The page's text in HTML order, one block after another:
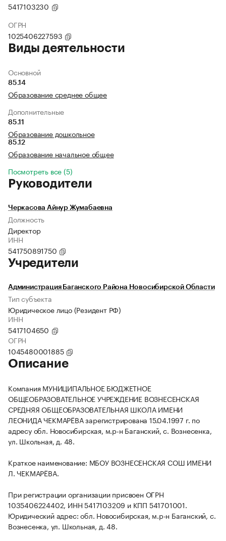
5417103230
ОГРН
1025406227593
Виды деятельности
Основной
85.14
Образование среднее общее
Дополнительные
85.11
Образование дошкольное
85.12
Образование начальное общее
Посмотреть все (5)
Руководители
Черкасова Айнур Жумабаевна
Должность
Директор
ИНН
541750891750
Учредители
Администрация Баганского Района Новосибирской Области
Тип субъекта
Юридическое лицо (Резидент РФ)
ИНН
5417104650
ОГРН
1045480001885
Описание
Компания МУНИЦИПАЛЬНОЕ БЮДЖЕТНОЕ
ОБЩЕОБРАЗОВАТЕЛЬНОЕ УЧРЕЖДЕНИЕ ВОЗНЕСЕНСКАЯ
СРЕДНЯЯ ОБЩЕОБРАЗОВАТЕЛЬНАЯ ШКОЛА ИМЕНИ
ЛЕОНИДА ЧЕКМАРЁВА зарегистрирована 15.04.1997 г. по
адресу обл. Новосибирская, м.р-н Баганский, с. Вознесенка,
ул. Школьная, д. 48.
Краткое наименование: МБОУ ВОЗНЕСЕНСКАЯ СОШ ИМЕНИ
Л. ЧЕКМАРЁВА.
При регистрации организации присвоен ОГРН
1035406224402, ИНН 5417103209 и КПП 541701001.
Юридический адрес: обл. Новосибирская, м.р-н Баганский, с.
Вознесенка, ул. Школьная, д. 48.